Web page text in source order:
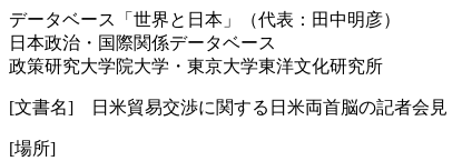
データベース「世界と日本」（代表：田中明彦）
日本政治・国際関係データベース
政策研究大学院大学・東京大学東洋文化研究所
[文書名] 日米貿易交渉に関する日米両首脳の記者会見
[場所]